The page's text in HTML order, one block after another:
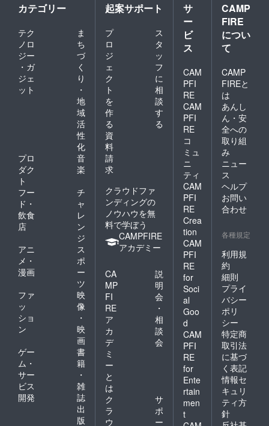
カテゴリー
テク
ノロ
ジー
・ガ
ジェ
ット
ま
ち
づ
く
り
・
地
域
活
性
化
プロ
ダク
ト
音
楽
フー
ド・
飲食
店
チ
ャ
レ
ン
ジ
アニ
メ・
漫画
ス
ポ
ー
ツ
ファ
ッ
ショ
ン
映
像
・
映
画
ゲー
ム・
サー
ビス
開発
書
籍
・
雑
誌
出
版
起案サポート
プ
ロ
ジ
ェ
ク
ト
を
作
る
ス
タ
ッ
フ
に
相
談
す
る
資
料
請
求
クラウドファ
ンディングの
ノウハウを無
料で学ぼう
CAMPFIRE
アカデミー
CA
MP
FI
RE
ア
カ
デ
ミ
ー
と
は
説
明
会
・
相
談
会
ク
ラ
ウ
サ
ポ
ー
サ
ー
ビ
ス
CAM
PFI
RE
CAM
PFI
RE
コ
ミュ
ニ
ティ
CAM
PFI
RE
Crea
tion
CAM
PFI
RE
for
Soci
al
Goo
d
CAM
PFI
RE
for
Ente
rtain
men
t
CAMP
FIRE
につい
て
CAMP
FIREと
は
あんし
ん・安
全への
取り組
み
ニュー
ス
ヘルプ
お問い
合わせ
各種規定
利用規
約
細則
プライ
バシー
ポリ
シー
特定商
取引法
に基づ
く表記
情報セ
キュリ
ティ方
針